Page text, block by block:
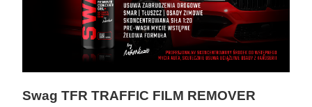
Swag TFR TRAFFIC FILM REMOVER